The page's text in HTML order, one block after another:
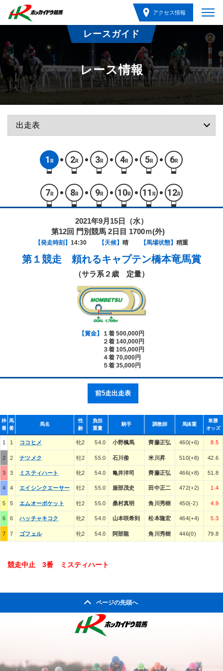
アクセス情報
レースガイド
レース情報
1 R 2R 3R 4R 5R 6R
7 R 8R 9R 10R 11 R 12R
2021年9月15日（水）
第12回 門別競馬 2日目 1700ｍ(外)
【発走時刻】 14:30 【天候】 晴 【馬場状態】 稍重
第１競走 頼れるキャプテン橋本竜馬賞
（サラ系２歳 定量）
【賞金】
１着 500,000円
２着 140,000円
３着 105,000円
４着 70,000円
５着 35,000円
前5走出走表
枠
番
馬
番
馬名
性
齢
負担
重量
騎手 調教師 馬体重
単勝
オッズ
1 1 ココヒメ 牝2 54.0 小野楓馬 齊藤正弘 460(+6) 8.5
2 2 ナツメク 牡2 55.0 石川倭 米川昇 510(+8) 42.6
3 3 ミスティハート 牝2 54.0 亀井洋司 齊藤正弘 466(+8) 51.8
4 4 エイシンクエーサー 牡2 55.0 服部茂史 田中正二 472(+2) 1.4
5 5 エムオーポケット 牡2 55.0 桑村真明 角川秀樹 450(-2) 4.9
6 6 ハッチャキコク 牝2 54.0 山本咲希到 松本隆宏 464(+4) 5.3
7 7 ゴフェル 牝2 54.0 阿部龍 角川秀樹 446(0) 79.8
競走中止 3番 ミスティハート
ページの先頭へ